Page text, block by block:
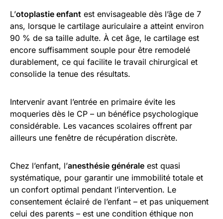
L’otoplastie enfant est envisageable dès l’âge de 7
ans, lorsque le cartilage auriculaire a atteint environ
90 % de sa taille adulte. À cet âge, le cartilage est
encore suffisamment souple pour être remodelé
durablement, ce qui facilite le travail chirurgical et
consolide la tenue des résultats.
Intervenir avant l’entrée en primaire évite les
moqueries dès le CP – un bénéfice psychologique
considérable. Les vacances scolaires offrent par
ailleurs une fenêtre de récupération discrète.
Chez l’enfant, l’anesthésie générale est quasi
systématique, pour garantir une immobilité totale et
un confort optimal pendant l’intervention. Le
consentement éclairé de l’enfant – et pas uniquement
celui des parents – est une condition éthique non